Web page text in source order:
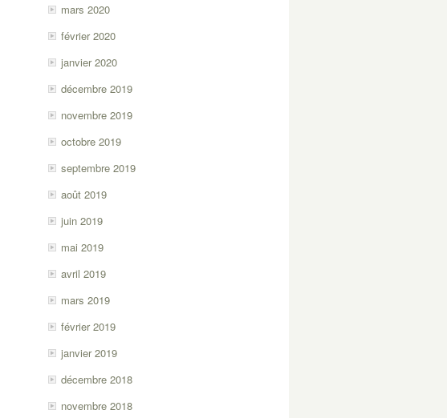
mars 2020
février 2020
janvier 2020
décembre 2019
novembre 2019
octobre 2019
septembre 2019
août 2019
juin 2019
mai 2019
avril 2019
mars 2019
février 2019
janvier 2019
décembre 2018
novembre 2018